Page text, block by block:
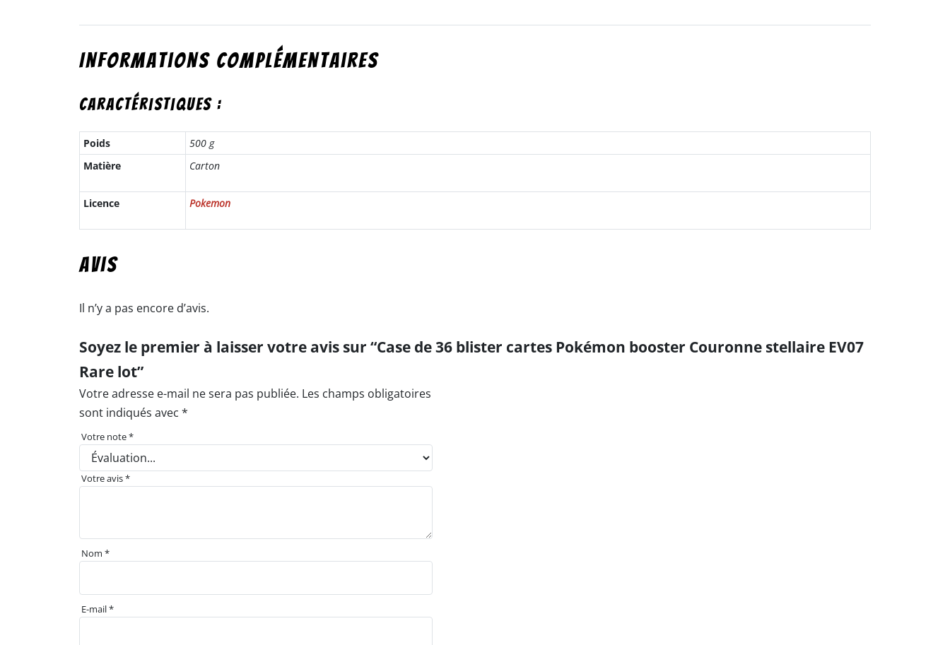
Informations complémentaires
Caractéristiques :
Poids
500 g
Matière
Carton
Licence Pokemon
Avis
Il n’y a pas encore d’avis.
Soyez le premier à laisser votre avis sur “Case de 36 blister cartes Pokémon booster Couronne stellaire EV07
Rare lot”
Votre adresse e-mail ne sera pas publiée. Les champs obligatoires
sont indiqués avec *
Votre note*
Votre avis*
Nom*
E-mail*